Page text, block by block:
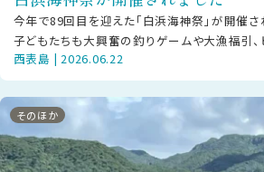
今年で89回目を迎えた「白浜海神祭」が開催さ
子どもたちも大興奮の釣りゲームや大漁福引
会など大人も子どもも楽しいひ
西表島 | 2026.06.22
そのほか